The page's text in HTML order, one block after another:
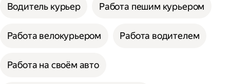
Водитель курьер Работа пешим курьером
Работа велокурьером Работа водителем
Работа на своём авто